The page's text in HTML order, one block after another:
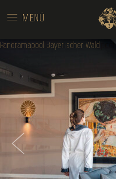
MENÜ
Panoramapool Bayerischer Wald